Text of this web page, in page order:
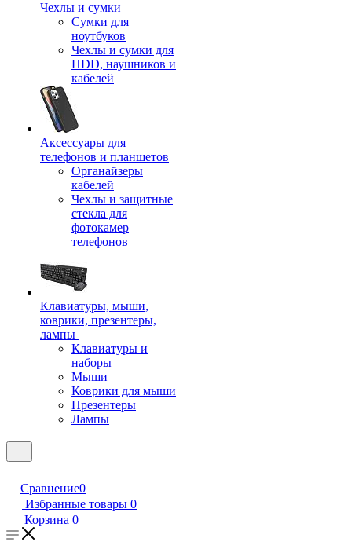
Чехлы и сумки
Сумки для
ноутбуков
Чехлы и сумки для
HDD, наушников и
кабелей
Аксессуары для
телефонов и планшетов
Органайзеры
кабелей
Чехлы и защитные
стекла для
фотокамер
телефонов
Клавиатуры, мыши,
коврики, презентеры,
лампы
Клавиатуры и
наборы
Мыши
Коврики для мыши
Презентеры
Лампы
Сравнение0
Избранные товары 0
Корзина 0